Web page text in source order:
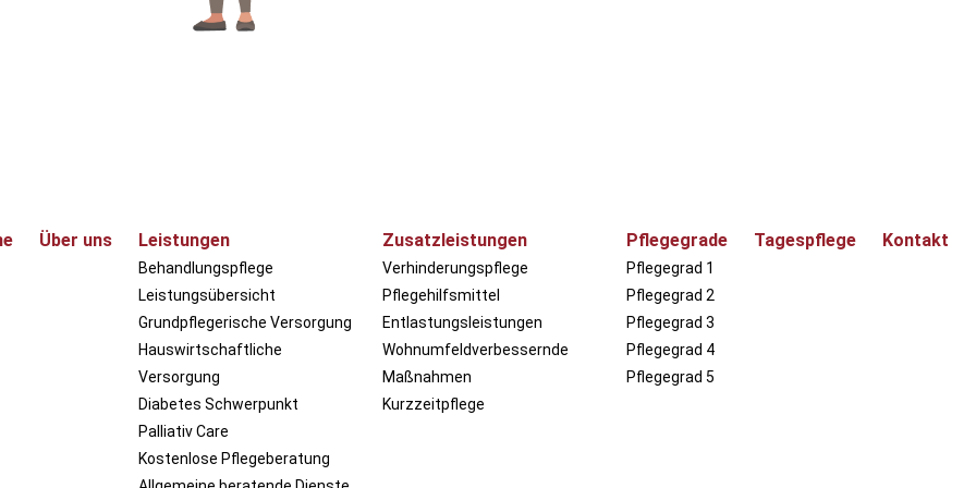
Über uns Leistungen
Behandlungspflege
Leistungsübersicht
Grundpflegerische Versorgung
Hauswirtschaftliche
Versorgung
Diabetes Schwerpunkt
Palliativ Care
Kostenlose Pflegeberatung
Zusatzleistungen
Verhinderungspflege
Pflegehilfsmittel
Entlastungsleistungen
Wohnumfeldverbessernde
Maßnahmen
Kurzzeitpflege
Pflegegrade
Pflegegrad 1
Pflegegrad 2
Pflegegrad 3
Pflegegrad 4
Pflegegrad 5
Tagespflege Kontakt